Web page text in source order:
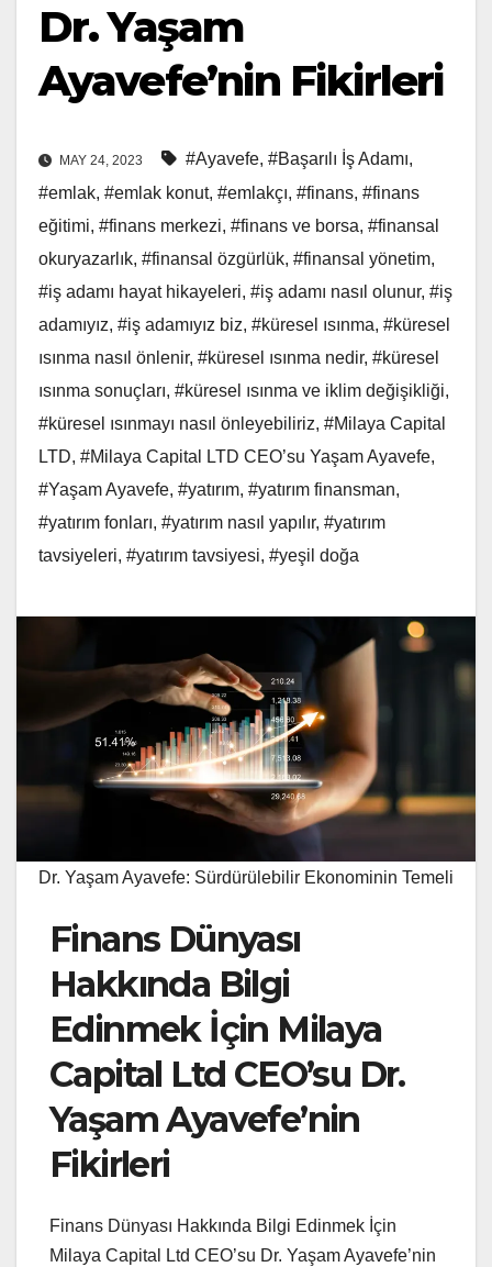
Dr. Yaşam
Ayavefe’nin Fikirleri
MAY 24, 2023 #Ayavefe, #Başarılı İş Adamı,
#emlak, #emlak konut, #emlakçı, #finans, #finans
eğitimi, #finans merkezi, #finans ve borsa, #finansal
okuryazarlık, #finansal özgürlük, #finansal yönetim,
#iş adamı hayat hikayeleri, #iş adamı nasıl olunur, #iş
adamıyız, #iş adamıyız biz, #küresel ısınma, #küresel
ısınma nasıl önlenir, #küresel ısınma nedir, #küresel
ısınma sonuçları, #küresel ısınma ve iklim değişikliği,
#küresel ısınmayı nasıl önleyebiliriz, #Milaya Capital
LTD, #Milaya Capital LTD CEO’su Yaşam Ayavefe,
#Yaşam Ayavefe, #yatırım, #yatırım finansman,
#yatırım fonları, #yatırım nasıl yapılır, #yatırım
tavsiyeleri, #yatırım tavsiyesi, #yeşil doğa
Dr. Yaşam Ayavefe: Sürdürülebilir Ekonominin Temeli
Finans Dünyası
Hakkında Bilgi
Edinmek İçin Milaya
Capital Ltd CEO’su Dr.
Yaşam Ayavefe’nin
Fikirleri
Finans Dünyası Hakkında Bilgi Edinmek İçin
Milaya Capital Ltd CEO’su Dr. Yaşam Ayavefe’nin